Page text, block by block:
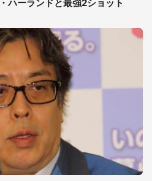
ハーランドと最強2ショット